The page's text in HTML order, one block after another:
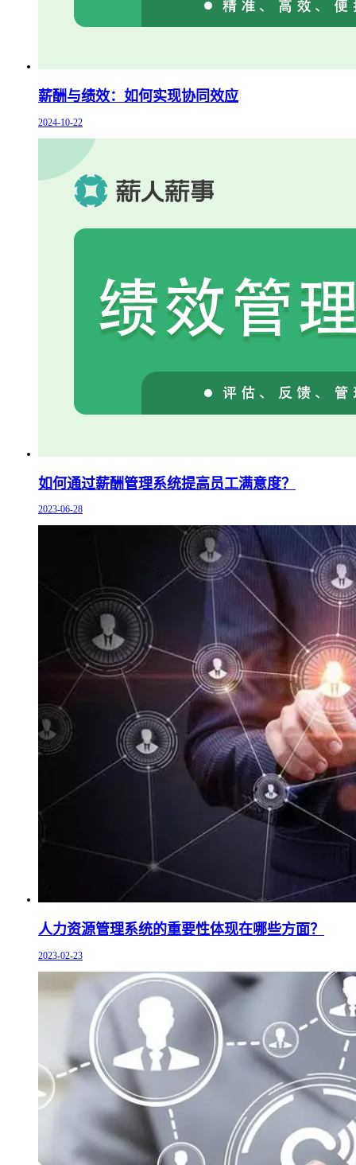
薪酬与绩效：如何实现协同效应
2024-10-22
如何通过薪酬管理系统提高员工满意度？
2023-06-28
人力资源管理系统的重要性体现在哪些方面？
2023-02-23